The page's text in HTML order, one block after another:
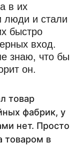
в их
люди и стали
быстро
вход.
знаю, что бы
он.
товар
фабрик, у
нет. Просто
товаром в